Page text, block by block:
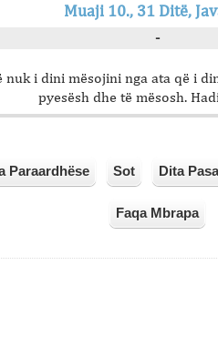
Muaji 10., 31 Ditë,
-
nuk i dini mësojini nga ata që i
pyesësh dhe të mësosh.
Paraardhëse Sot Dita
Faqa Mbrapa